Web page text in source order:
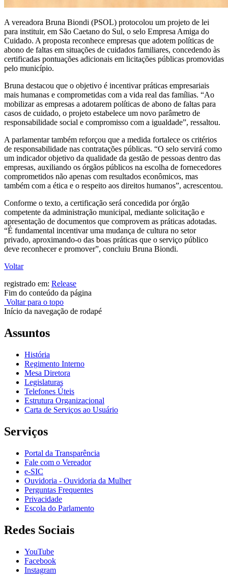
A vereadora Bruna Biondi (PSOL) protocolou um projeto de lei
para instituir, em São Caetano do Sul, o selo Empresa Amiga do
Cuidado. A proposta reconhece empresas que adotem políticas de
abono de faltas em situações de cuidados familiares, concedendo às
certificadas pontuações adicionais em licitações públicas promovidas
pelo município.
Bruna destacou que o objetivo é incentivar práticas empresariais
mais humanas e comprometidas com a vida real das famílias. “Ao
mobilizar as empresas a adotarem políticas de abono de faltas para
casos de cuidado, o projeto estabelece um novo parâmetro de
responsabilidade social e compromisso com a igualdade”, ressaltou.
A parlamentar também reforçou que a medida fortalece os critérios
de responsabilidade nas contratações públicas. “O selo servirá como
um indicador objetivo da qualidade da gestão de pessoas dentro das
empresas, auxiliando os órgãos públicos na escolha de fornecedores
comprometidos não apenas com resultados econômicos, mas
também com a ética e o respeito aos direitos humanos”, acrescentou.
Conforme o texto, a certificação será concedida por órgão
competente da administração municipal, mediante solicitação e
apresentação de documentos que comprovem as práticas adotadas.
“É fundamental incentivar uma mudança de cultura no setor
privado, aproximando-o das boas práticas que o serviço público
deve reconhecer e promover”, concluiu Bruna Biondi.
Voltar
registrado em: Release
Fim do conteúdo da página
Voltar para o topo
Início da navegação de rodapé
Assuntos
História
Regimento Interno
Mesa Diretora
Legislaturas
Telefones Úteis
Estrutura Organizacional
Carta de Serviços ao Usuário
Serviços
Portal da Transparência
Fale com o Vereador
e-SIC
Ouvidoria - Ouvidoria da Mulher
Perguntas Frequentes
Privacidade
Escola do Parlamento
Redes Sociais
YouTube
Facebook
Instagram